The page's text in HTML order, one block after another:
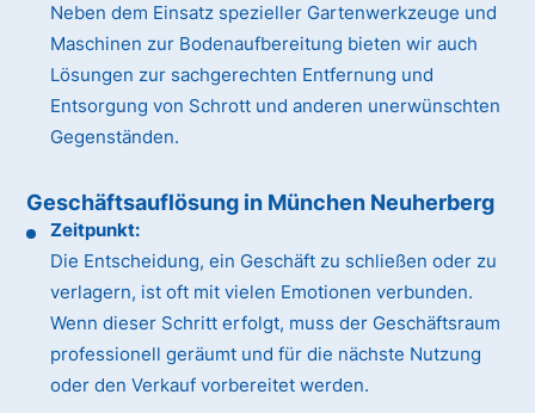
Neben dem Einsatz spezieller Gartenwerkzeuge und
Maschinen zur Bodenaufbereitung bieten wir auch
Lösungen zur sachgerechten Entfernung und
Entsorgung von Schrott und anderen unerwünschten
Gegenständen.
Geschäftsauflösung in München Neuherberg
Zeitpunkt:
Die Entscheidung, ein Geschäft zu schließen oder zu
verlagern, ist oft mit vielen Emotionen verbunden.
Wenn dieser Schritt erfolgt, muss der Geschäftsraum
professionell geräumt und für die nächste Nutzung
oder den Verkauf vorbereitet werden.